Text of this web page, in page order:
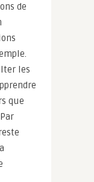
de
les
que